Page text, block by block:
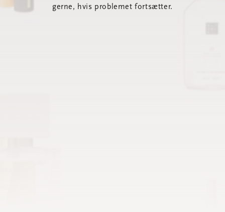
gerne, hvis problemet fortsætter.